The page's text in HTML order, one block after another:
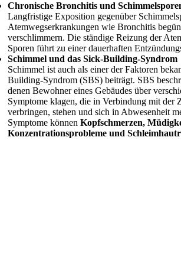
Chronische Bronchitis und
Langfristige Exposition gegenüber
Atemwegserkrankungen wie Bronchitis
verschlimmern. Die ständige Reizung der
Sporen führt zu einer dauerhaften
Schimmel und das Sick-Building-Syndrom
Schimmel ist auch als einer der Faktoren
Building-Syndrom (SBS) beiträgt. SBS
denen Bewohner eines Gebäudes über
Symptome klagen, die in Verbindung mit der
verbringen, stehen und sich in Abwesenheit
Symptome können Kopfschmerzen,
Konzentrationsprobleme und